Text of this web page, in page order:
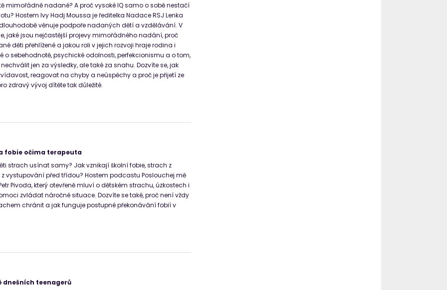
mimořádně nadané? A proč vysoké IQ samo o sobě nestačí
Hostem Ivy Hadj Moussa je ředitelka Nadace RSJ Lenka
dlouhodobě věnuje podpoře nadaných dětí a vzdělávání. V
jaké jsou nejčastější projevy mimořádného nadání, proč
děti přehlížené a jakou roli v jejich rozvoji hraje rodina i
o sebehodnotě, psychické odolnosti, perfekcionismu a o tom,
jen za výsledky, ale také za snahu. Dozvíte se, jak
reagovat na chyby a neúspěchy a proč je přijetí ze
zdravý vývoj dítěte tak důležité.
fobie očima terapeuta
strach usínat samy? Jak vznikají školní fobie, strach z
z vystupování před třídou? Hostem podcastu Poslouchej mě
Pivoda, který otevřeně mluví o dětském strachu, úzkostech i
zvládat náročné situace. Dozvíte se také, proč není vždy
chránit a jak funguje postupné překonávání fobií v
dnešních teenagerů